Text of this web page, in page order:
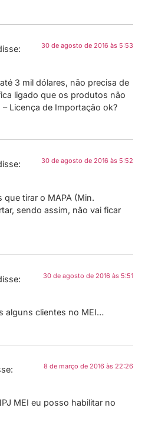
30 de agosto de 2016 às 5:53
3 mil dólares, não precisa de
ligado que os produtos não
Licença de Importação ok?
30 de agosto de 2016 às 5:52
que tirar o MAPA (Min.
sendo assim, não vai ficar
30 de agosto de 2016 às 5:51
alguns clientes no MEI…
8 de março de 2016 às 22:26
MEI eu posso habilitar no